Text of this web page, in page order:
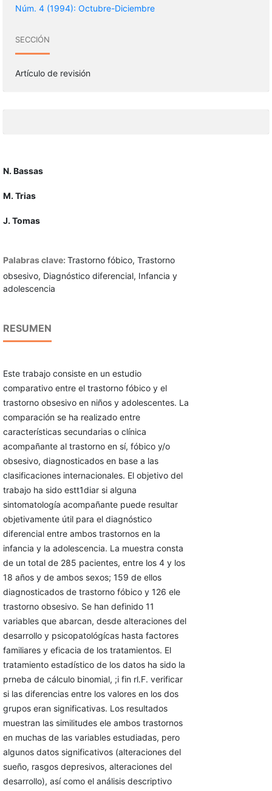
Núm. 4 (1994): Octubre-Diciembre
SECCIÓN
Artículo de revisión
N. Bassas
M. Trias
J. Tomas
Palabras clave: Trastorno fóbico, Trastorno
obsesivo, Diagnóstico diferencial, Infancia y
adolescencia
RESUMEN
Este trabajo consiste en un estudio
comparativo entre el trastorno fóbico y el
trastorno obsesivo en niños y adolescentes. La
comparación se ha realizado entre
características secundarias o clínica
acompañante al trastorno en sí, fóbico y/o
obsesivo, diagnosticados en base a las
clasificaciones internacionales. El objetivo del
trabajo ha sido estt1diar si alguna
sintomatología acompañante puede resultar
objetivamente útil para el diagnóstico
diferencial entre ambos trastornos en la
infancia y la adolescencia. La muestra consta
de un total de 285 pacientes, entre los 4 y los
18 años y de ambos sexos; 159 de ellos
diagnosticados de trastorno fóbico y 126 ele
trastorno obsesivo. Se han definido 11
variables que abarcan, desde alteraciones del
desarrollo y psicopatológícas hasta factores
familiares y eficacia de los tratamientos. El
tratamiento estadístico de los datos ha sido la
prneba de cálculo binomial, ;i fin rl.F. verificar
si las diferencias entre los valores en los dos
grupos eran significativas. Los resultados
muestran las similitudes ele ambos trastornos
en muchas de las variables estudiadas, pero
algunos datos significativos (alteraciones del
sueño, rasgos depresivos, alteraciones del
desarrollo), así como el análisis descriptivo